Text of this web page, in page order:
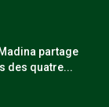
partage
des quatre...